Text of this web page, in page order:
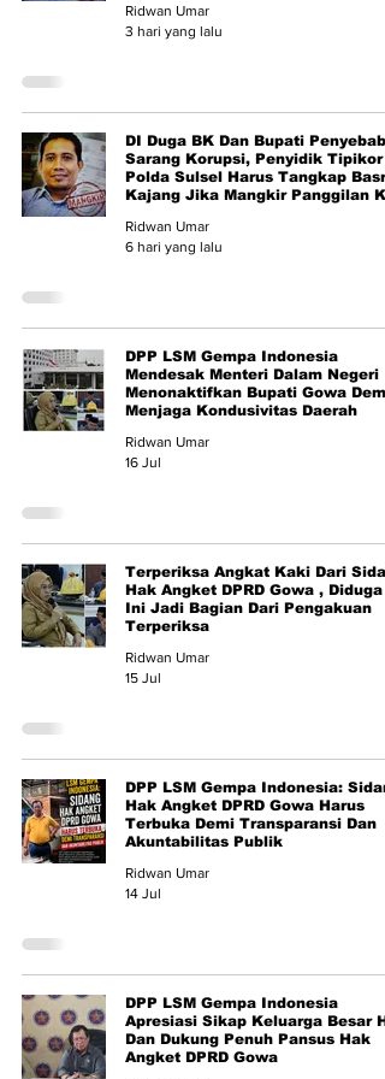
Ridwan Umar
3 hari yang lalu
DI Duga BK Dan Bupati Penyebab
Sarang Korupsi, Penyidik Tipikor
Polda Sulsel Harus Tangkap Basri
Kajang Jika Mangkir Panggilan
Ridwan Umar
6 hari yang lalu
DPP LSM Gempa Indonesia
Mendesak Menteri Dalam Negeri
Menonaktifkan Bupati Gowa Demi
Menjaga Kondusivitas Daerah
Ridwan Umar
16 Jul
Terperiksa Angkat Kaki Dari
Hak Angket DPRD Gowa , Diduga
Ini Jadi Bagian Dari Pengakuan
Terperiksa
Ridwan Umar
15 Jul
DPP LSM Gempa Indonesia:
Hak Angket DPRD Gowa Harus
Terbuka Demi Transparansi Dan
Akuntabilitas Publik
Ridwan Umar
14 Jul
DPP LSM Gempa Indonesia
Apresiasi Sikap Keluarga Besar
Dan Dukung Penuh Pansus Hak
Angket DPRD Gowa